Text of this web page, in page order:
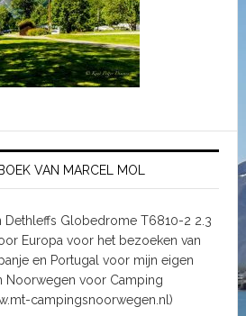
VAN MARCEL MOL
Dethleffs Globedrome T6810-2 2.3
Europa voor het bezoeken van
en Portugal voor mijn eigen
Noorwegen voor Camping
campingsnoorwegen.nl)